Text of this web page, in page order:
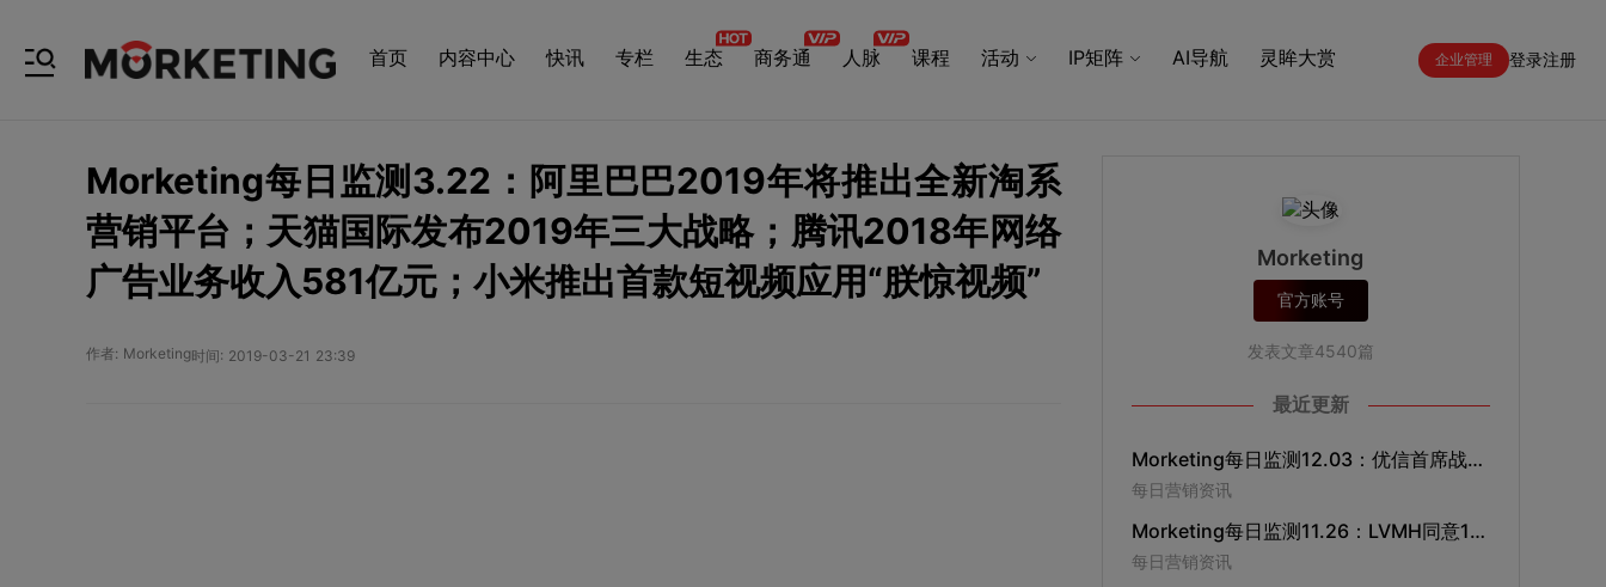
首页 内容中心 快讯 专栏 生态 商务通 人脉 课程 活动 IP矩阵 AI导航 灵眸大赏 企业管理 登录注册
Morketing每日监测3.22：阿里巴巴2019年将推出全新淘系
营销平台；天猫国际发布2019年三大战略；腾讯2018年网络
广告业务收入581亿元；小米推出首款短视频应用“朕惊视频”
作者: Morketing时间: 2019-03-21 23:39
Morketing
官方账号
发表文章4540篇
最近更新
Morketing每日监测12.03：优信首席战略官井文兵辞职；小米12月9日进入日本市场； “360推广”升级为“360智慧商业”；现代汽车成立北京创新中心
每日营销资讯
Morketing每日监测11.26：LVMH同意162亿美元现金收购蒂芙尼；滴滴快车加装车载屏幕，强化广告分发能力；亚马逊将在拼多多开设店铺；萧敬腾代言气象局
每日营销资讯